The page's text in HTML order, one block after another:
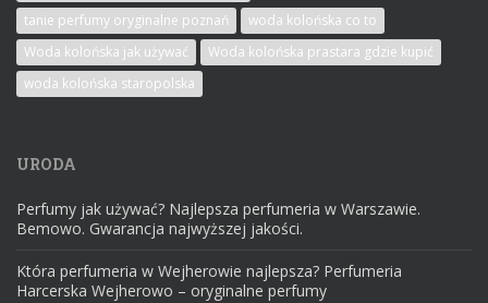
tanie perfumy oryginalne poznań
woda kolońska co to
Woda kolońska jak używać
Woda kolońska prastara gdzie kupić
woda kolońska staropolska
URODA
Perfumy jak używać? Najlepsza perfumeria w Warszawie.
Bemowo. Gwarancja najwyższej jakości.
Która perfumeria w Wejherowie najlepsza? Perfumeria
Harcerska Wejherowo – oryginalne perfumy